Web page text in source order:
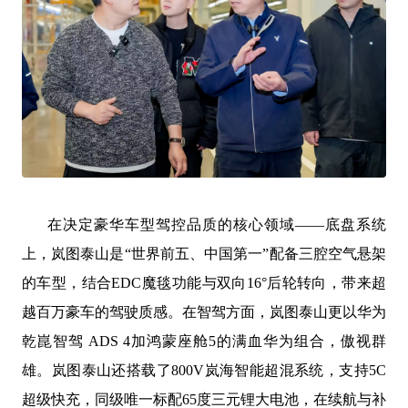
在决定豪华车型驾控品质的核心领域——底盘系统
上，岚图泰山是“世界前五、中国第一”配备三腔空气悬架
的车型 ， 结合EDC魔毯功能与双向 16°后轮转向，带来超
越百万豪车的驾驶质感。在智驾方面，岚图泰山更以华为
乾崑智驾 ADS 4加鸿蒙座舱5的满血华为组合，傲视群
雄。岚图泰山还搭载了800V岚海智能超混系统，支持5C
超级快充，同级唯一标配65度三元锂大电池 ，在续航与补